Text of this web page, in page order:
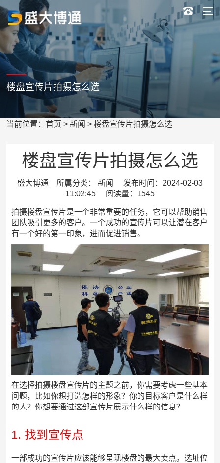
楼盘宣传片拍摄怎么选
当前位置：首页 >新闻 > 楼盘宣传片拍摄怎么选
楼盘宣传片拍摄怎么选
盛大博通 所属分类： 新闻 发布时间：2024-02-03
11:02:45 阅读量：1545
拍摄楼盘宣传片是一个非常重要的任务，它可以帮助销售
团队吸引更多的客户。一个成功的宣传片可以让潜在客户
有一个好的第一印象，进而促进销售。
在选择拍摄楼盘宣传片的主题之前，你需要考虑一些基本
问题，比如你想打造怎样的形象？你的目标客户是什么样
的人？你想要通过这部宣传片展示什么样的信息？
1. 找到宣传点
一部成功的宣传片应该能够呈现楼盘的最大卖点。选址位